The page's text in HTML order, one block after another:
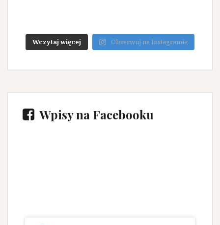
Wczytaj więcej Obserwuj na Instagramie
Wpisy na Facebooku